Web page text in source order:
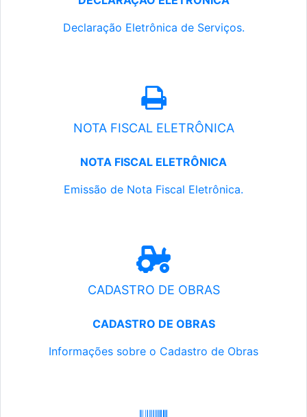
Declaração Eletrônica de Serviços.
NOTA FISCAL ELETRÔNICA
NOTA FISCAL ELETRÔNICA
Emissão de Nota Fiscal Eletrônica.
CADASTRO DE OBRAS
CADASTRO DE OBRAS
Informações sobre o Cadastro de Obras